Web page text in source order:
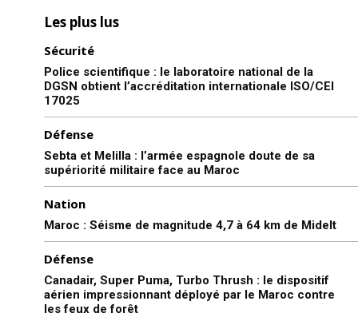
Les plus lus
Sécurité
Police scientifique : le laboratoire national de la
DGSN obtient l’accréditation internationale ISO/CEI
17025
Défense
Sebta et Melilla : l’armée espagnole doute de sa
supériorité militaire face au Maroc
Nation
Maroc : Séisme de magnitude 4,7 à 64 km de Midelt
Défense
Canadair, Super Puma, Turbo Thrush : le dispositif
aérien impressionnant déployé par le Maroc contre
les feux de forêt